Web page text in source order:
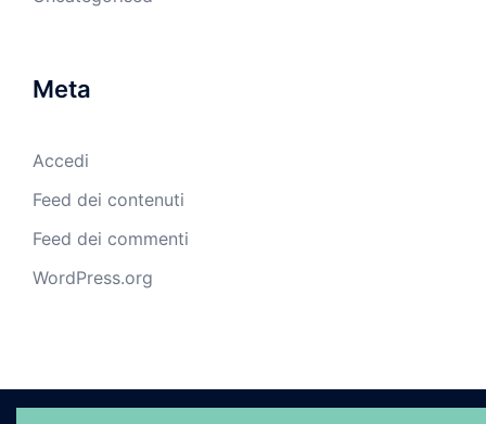
Meta
Accedi
Feed dei contenuti
Feed dei commenti
WordPress.org